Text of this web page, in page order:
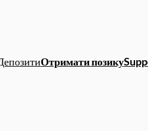
Отримати позику